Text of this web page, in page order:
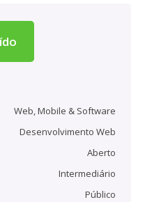
Web, Mobile & Software
Desenvolvimento Web
Aberto
Intermediário
Público